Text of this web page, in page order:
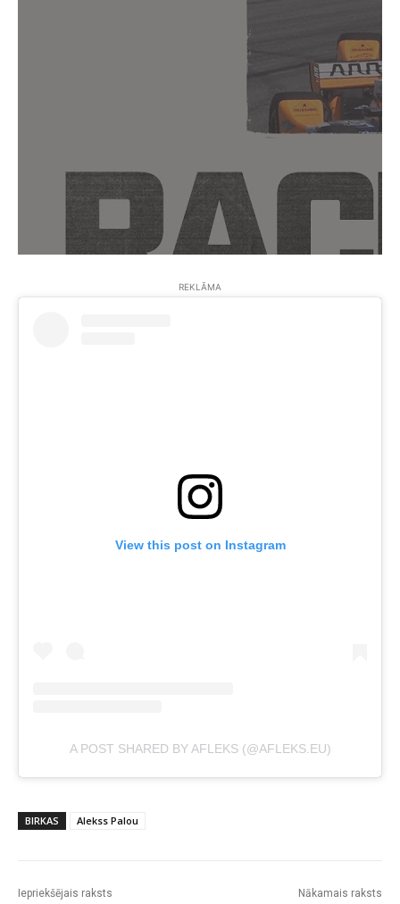
REKLĀMA
View this post on Instagram
A POST SHARED BY AFLEKS (@AFLEKS.EU)
BIRKAS Alekss Palou
Iepriekšējais raksts Nākamais raksts